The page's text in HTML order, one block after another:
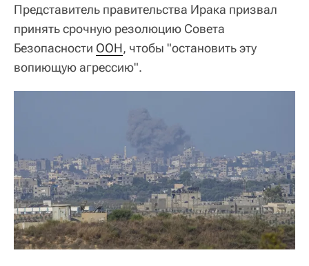
Представитель правительства Ирака призвал
принять срочную резолюцию Совета
Безопасности ООН, чтобы "остановить эту
вопиющую агрессию".